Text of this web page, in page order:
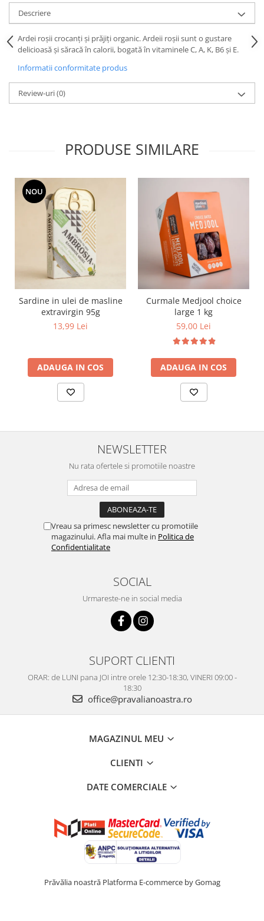
Descriere
Ardei roșii crocanți și prăjiți organic. Ardeii roșii sunt o gustare
delicioasă și săracă în calorii, bogată în vitaminele C, A, K, B6 și E.
Informatii conformitate produs
Review-uri(0)
PRODUSE SIMILARE
NOU
Sardine in ulei de masline
extravirgin 95g
13,99 Lei
ADAUGA IN COS
Curmale Medjool choice
large 1 kg
59,00 Lei
ADAUGA IN COS
NEWSLETTER
Nu rata ofertele si promotiile noastre
Vreau sa primesc newsletter cu promotiile
magazinului. Afla mai multe in Politica de
Confidentialitate
SOCIAL
Urmareste-ne in social media
SUPORT CLIENTI
ORAR: de LUNI pana JOI intre orele 12:30-18:30, VINERI 09:00 -
18:30
office@pravalianoastra.ro
MAGAZINUL MEU
CLIENTI
DATE COMERCIALE
Prăvălia noastră Platforma E-commerce by Gomag